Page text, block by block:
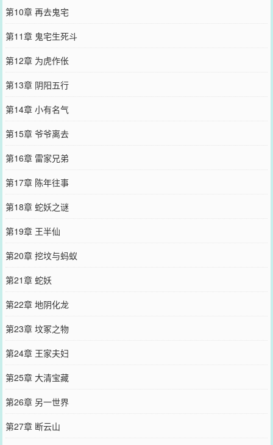
第10章 再去鬼宅
第11章 鬼宅生死斗
第12章 为虎作伥
第13章 阴阳五行
第14章 小有名气
第15章 爷爷离去
第16章 雷家兄弟
第17章 陈年往事
第18章 蛇妖之谜
第19章 王半仙
第20章 挖坟与蚂蚁
第21章 蛇妖
第22章 地阴化龙
第23章 坟冢之物
第24章 王家夫妇
第25章 大清宝藏
第26章 另一世界
第27章 断云山